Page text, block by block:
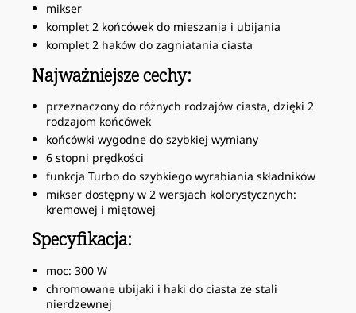
mikser
komplet 2 końcówek do mieszania i ubijania
komplet 2 haków do zagniatania ciasta
Najważniejsze cechy:
przeznaczony do różnych rodzajów ciasta, dzięki 2
rodzajom końcówek
końcówki wygodne do szybkiej wymiany
6 stopni prędkości
funkcja Turbo do szybkiego wyrabiania składników
mikser dostępny w 2 wersjach kolorystycznych:
kremowej i miętowej
Specyfikacja:
moc: 300 W
chromowane ubijaki i haki do ciasta ze stali
nierdzewnej